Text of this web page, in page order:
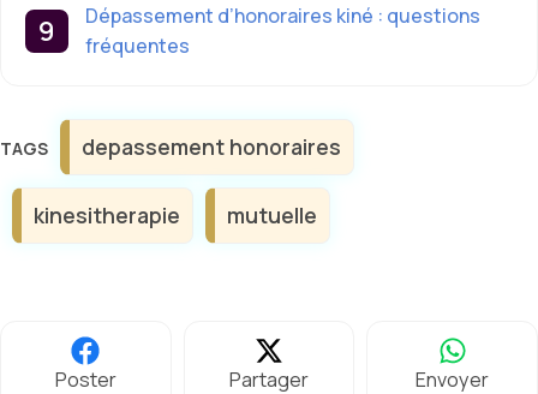
Dépassement d’honoraires kiné : questions
fréquentes
Étiquettes
depassement honoraires
kinesitherapie mutuelle
Poster Partager Envoyer